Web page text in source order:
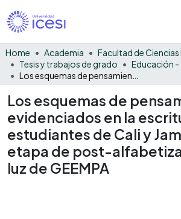
Home Academia
Facultad de Ciencias
Tesis y trabajos de grado
Educación -
Los esquemas de
evidenciados en la
estudiantes de Cali y
etapa de post-
luz de GEEMPA